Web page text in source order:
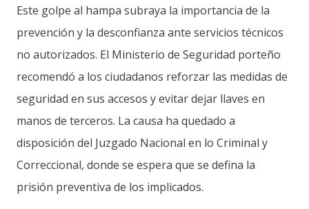
Este golpe al hampa subraya la importancia de la
prevención y la desconfianza ante servicios técnicos
no autorizados. El Ministerio de Seguridad porteño
recomendó a los ciudadanos reforzar las medidas de
seguridad en sus accesos y evitar dejar llaves en
manos de terceros. La causa ha quedado a
disposición del Juzgado Nacional en lo Criminal y
Correccional, donde se espera que se defina la
prisión preventiva de los implicados.